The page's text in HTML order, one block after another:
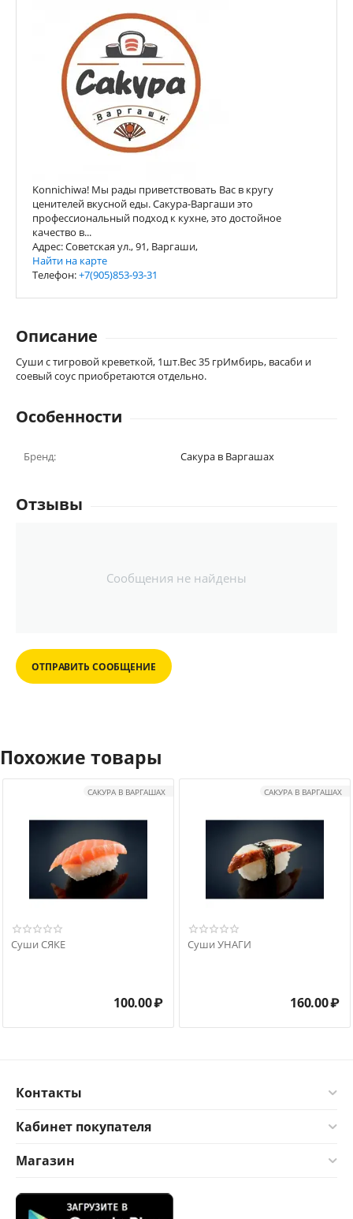
Konnichiwa! Мы рады приветствовать Вас в кругу
ценителей вкусной еды. Сакура-Варгаши это
профессиональный подход к кухне, это достойное
качество в...
Адрес: Советская ул., 91, Варгаши,
Найти на карте
Телефон:+7(905)853-93-31
Описание
Суши с тигровой креветкой, 1шт.Вес 35 грИмбирь, васаби и
соевый соус приобретаются отдельно.
Особенности
Бренд: Сакура в Варгашах
Отзывы
Сообщения не найдены
ОТПРАВИТЬ СООБЩЕНИЕ
Похожие товары
САКУРА В ВАРГАШАХ
Суши СЯКЕ
100.00₽
САКУРА В ВАРГАШАХ
Суши УНАГИ
160.00₽
Контакты
Кабинет покупателя
Магазин